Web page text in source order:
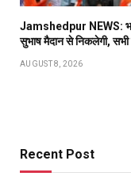
Jamshedpur NEWS:
सुभाष मैदान से निकलेगी, सभी
AUGUST 8, 2026
Recent Post